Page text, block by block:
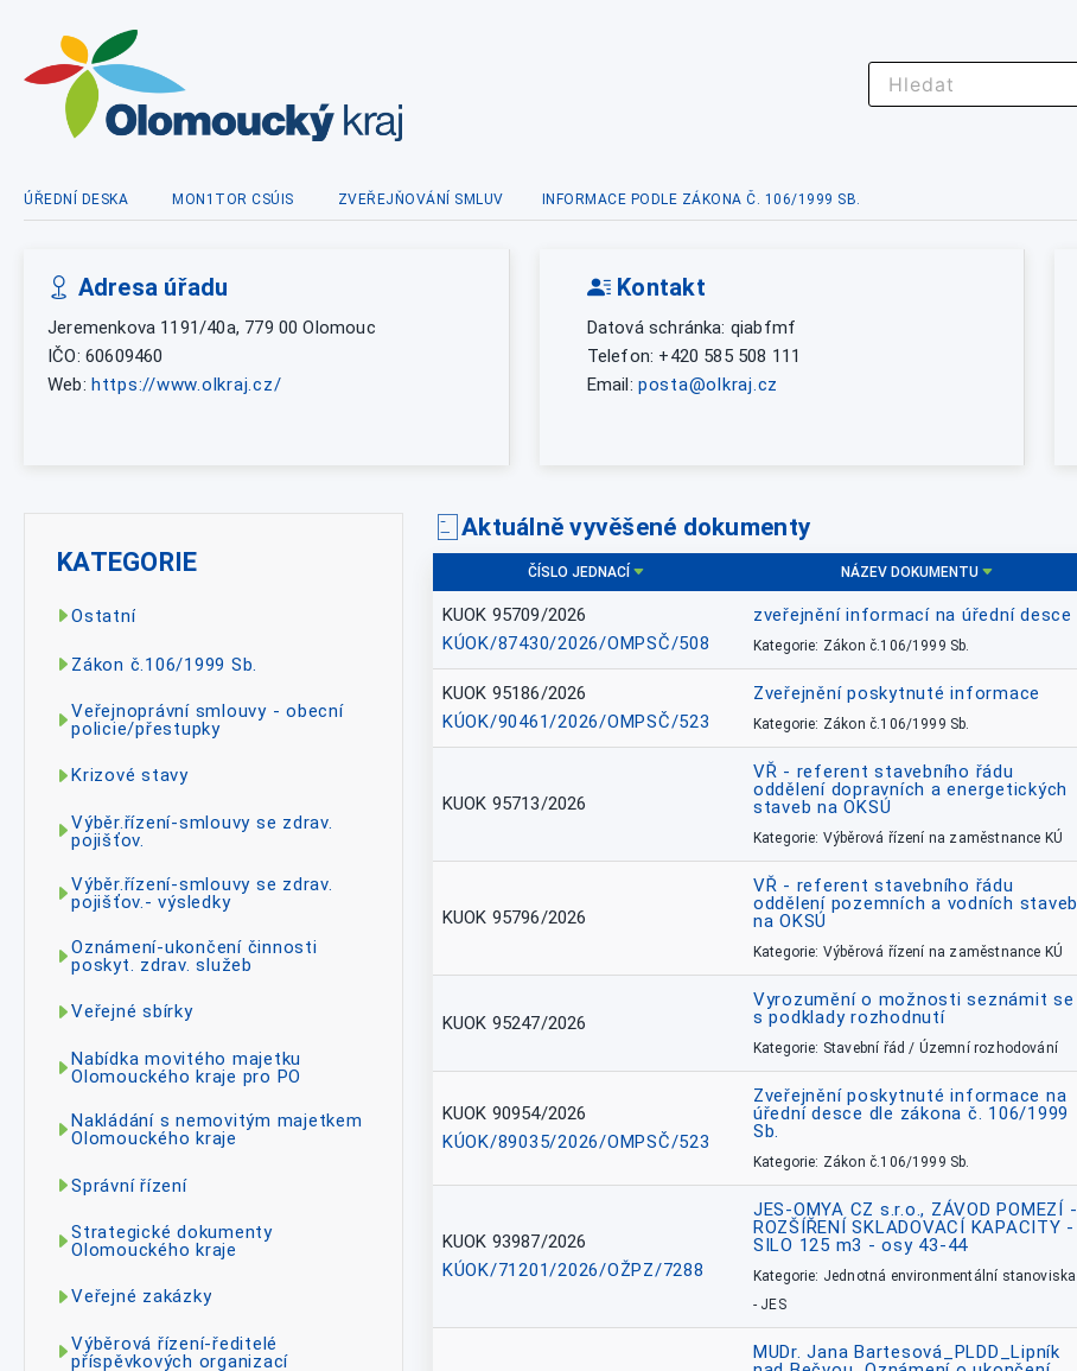
ÚŘEDNÍ DESKA MON1TOR CSÚIS ZVEŘEJŇOVÁNÍ SMLUV INFORMACE PODLE ZÁKONA Č. 106/1999 SB.
Adresa úřadu
Jeremenkova 1191/40a, 779 00 Olomouc
IČO: 60609460
Web: https://www.olkraj.cz/
Kontakt
Datová schránka: qiabfmf
Telefon: +420 585 508 111
Email: posta@olkraj.cz
KATEGORIE
Ostatní
Zákon č.106/1999 Sb.
Veřejnoprávní smlouvy - obecní
policie/přestupky
Krizové stavy
Výběr.řízení-smlouvy se zdrav.
pojišťov.
Výběr.řízení-smlouvy se zdrav.
pojišťov.- výsledky
Oznámení-ukončení činnosti
poskyt. zdrav. služeb
Veřejné sbírky
Nabídka movitého majetku
Olomouckého kraje pro PO
Nakládání s nemovitým majetkem
Olomouckého kraje
Správní řízení
Strategické dokumenty
Olomouckého kraje
Veřejné zakázky
Výběrová řízení-ředitelé
příspěvkových organizací
Aktuálně vyvěšené dokumenty
ČÍSLO JEDNACÍ NÁZEV DOKUMENTU
KUOK 95709/2026
KÚOK/87430/2026/OMPSČ/508
zveřejnění informací na úřední desce
Kategorie: Zákon č.106/1999 Sb.
KUOK 95186/2026
KÚOK/90461/2026/OMPSČ/523
Zveřejnění poskytnuté informace
Kategorie: Zákon č.106/1999 Sb.
KUOK 95713/2026
VŘ - referent stavebního řádu
oddělení dopravních a energetických
staveb na OKSÚ
Kategorie: Výběrová řízení na zaměstnance KÚ
KUOK 95796/2026
VŘ - referent stavebního řádu
oddělení pozemních a vodních staveb
na OKSÚ
Kategorie: Výběrová řízení na zaměstnance KÚ
KUOK 95247/2026
Vyrozumění o možnosti seznámit se
s podklady rozhodnutí
Kategorie: Stavební řád / Územní rozhodování
KUOK 90954/2026
KÚOK/89035/2026/OMPSČ/523
Zveřejnění poskytnuté informace na
úřední desce dle zákona č. 106/1999
Sb.
Kategorie: Zákon č.106/1999 Sb.
KUOK 93987/2026
KÚOK/71201/2026/OŽPZ/7288
JES-OMYA CZ s.r.o., ZÁVOD POMEZÍ -
ROZŠÍŘENÍ SKLADOVACÍ KAPACITY -
SILO 125 m3 - osy 43-44
Kategorie: Jednotná environmentální stanoviska
- JES
MUDr. Jana Bartesová_PLDD_Lipník